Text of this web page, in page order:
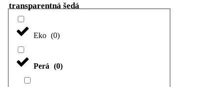
transparentná šedá
Eko (0)
Perá (0)